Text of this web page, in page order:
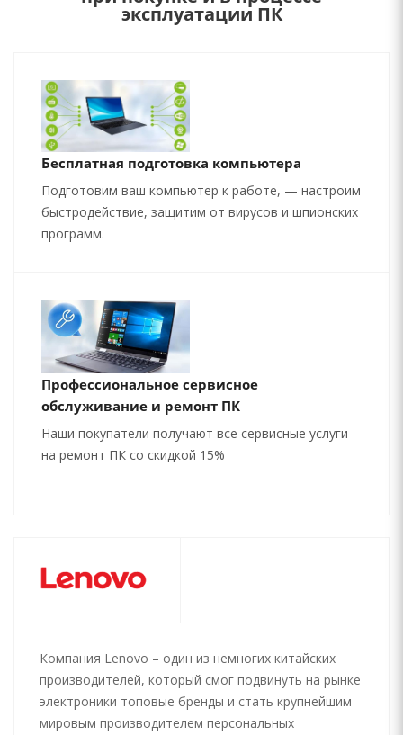
эксплуатации ПК
Бесплатная подготовка компьютера
Подготовим ваш компьютер к работе, — настроим
быстродействие, защитим от вирусов и шпионских
программ.
Профессиональное сервисное
обслуживание и ремонт ПК
Наши покупатели получают все сервисные услуги
на ремонт ПК со скидкой 15%
Компания Lenovo – один из немногих китайских
производителей, который смог подвинуть на рынке
электроники топовые бренды и стать крупнейшим
мировым производителем персональных